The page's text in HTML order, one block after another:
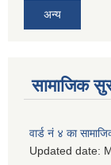
अन्य
सामाजिक
वार्ड नं ४ का
Updated date: